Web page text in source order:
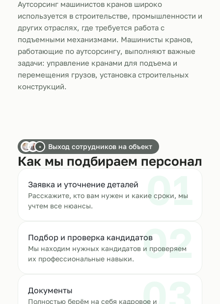
Аутсорсинг машинистов кранов широко
используется в строительстве, промышленности и
других отраслях, где требуется работа с
подъемными механизмами. Машинисты кранов,
работающие по аутсорсингу, выполняют важные
задачи: управление кранами для подъема и
перемещения грузов, установка строительных
конструкций.
+ Выход сотрудников на объект
Как мы подбираем персонал
01
Заявка и уточнение деталей
Расскажите, кто вам нужен и какие сроки, мы
учтем все нюансы.
02
Подбор и проверка кандидатов
Мы находим нужных кандидатов и проверяем
их профессиональные навыки.
Документы
Полностью берём на себя кадровое и